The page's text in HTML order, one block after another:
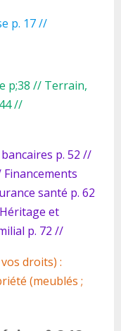
p. 17 //
p;38 // Terrain,
//
p. 52 //
santé p. 62
et
p. 72 //
droits) :
(meublés ;